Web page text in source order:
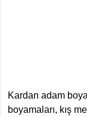
Kardan adam
boyamaları, kış